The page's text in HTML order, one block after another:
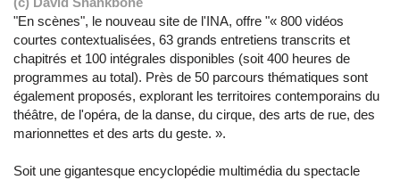
"En scènes", le nouveau site de l'INA, offre "« 800 vidéos
courtes contextualisées, 63 grands entretiens transcrits et
chapitrés et 100 intégrales disponibles (soit 400 heures de
programmes au total). Près de 50 parcours thématiques sont
également proposés, explorant les territoires contemporains du
théâtre, de l'opéra, de la danse, du cirque, des arts de rue, des
marionnettes et des arts du geste. ».
Soit une gigantesque encyclopédie multimédia du spectacle